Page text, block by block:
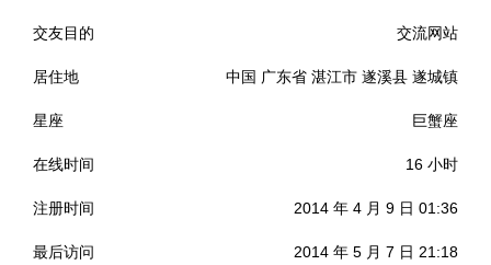
交友目的 交流网站
居住地 中国 广东省 湛江市 遂溪县 遂城镇
星座 巨蟹座
在线时间 16 小时
注册时间 2014 年 4 月 9 日 01:36
最后访问 2014 年 5 月 7 日 21:18